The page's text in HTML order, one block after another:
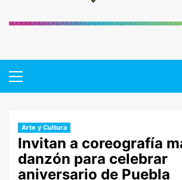
Menu
Arte y Cultura
Invitan a coreografía
danzón para celebrar
aniversario de Puebla